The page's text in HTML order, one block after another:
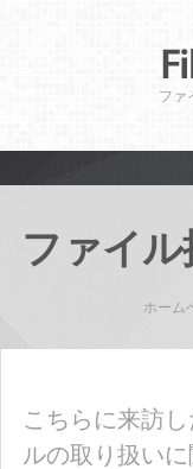
ファ
ファイル
ホーム
こちらに来訪
ルの取り扱い